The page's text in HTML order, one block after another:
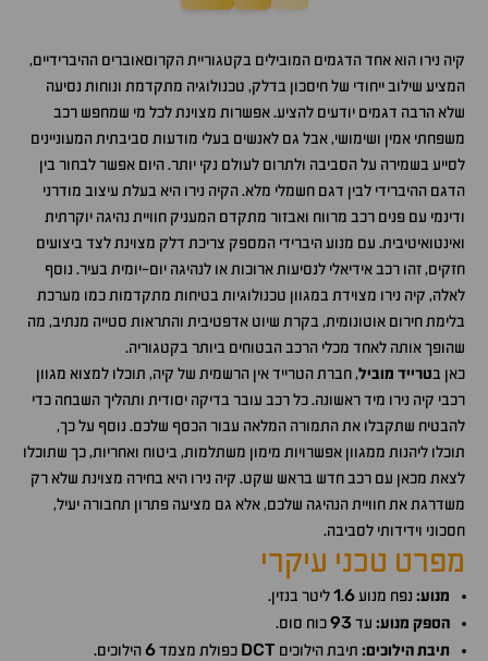
קיה נירו הוא אחד הדגמים המובילים בקטגוריית הקרוסאוברים ההיברידיים,
המציע שילוב ייחודי של חיסכון בדלק, טכנולוגיה מתקדמת ונוחות נסיעה
שלא הרבה דגמים יודעים להציע. אפשרות מצוינת לכל מי שמחפש רכב
משפחתי אמין ושימושי, אבל גם לאנשים בעלי מודעות סביבתית המעוניינים
לסייע בשמירה על הסביבה ולתרום לעולם נקי יותר. היום אפשר לבחור בין
הדגם ההיברידי לבין דגם חשמלי מלא. הקיה נירו היא בעלת עיצוב מודרני
ודינמי עם פנים רכב מרווח ואבזור מתקדם המעניק חוויית נהיגה יוקרתית
ואינטואיטיבית. עם מנוע היברידי המספק צריכת דלק מצוינת לצד ביצועים
חזקים, זהו רכב אידיאלי לנסיעות ארוכות או לנהיגה יום-יומית בעיר. נוסף
לאלה, קיה נירו מצוידת במגוון טכנולוגיות בטיחות מתקדמות כמו מערכת
בלימת חירום אוטונומית, בקרת שיוט אדפטיבית והתראות סטייה מנתיב, מה
שהופך אותה לאחד מכלי הרכב הבטוחים ביותר בקטגוריה.
כאן בטרייד מוביל, חברת הטרייד אין הרשמית של קיה, תוכלו למצוא מגוון
רכבי קיה נירו מיד ראשונה. כל רכב עובר בדיקה יסודית ותהליך השבחה כדי
להבטיח שתקבלו את התמורה המלאה עבור הכסף שלכם. נוסף על כך,
תוכלו ליהנות ממגוון אפשרויות מימון משתלמות, ביטוח ואחריות, כך שתוכלו
לצאת מכאן עם רכב חדש בראש שקט. קיה נירו היא בחירה מצוינת שלא רק
משדרגת את חוויית הנהיגה שלכם, אלא גם מציעה פתרון תחבורה יעיל,
חסכוני וידידותי לסביבה.
מפרט טכני עיקרי
מנוע: נפח מנוע 1.6
ליטר בנזין.
הספק מנוע: עד93כוח סוס.
תיבת הילוכים: תיבת הילוכים DCT כפולת מצמד6הילוכים.